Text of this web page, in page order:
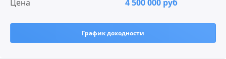
Цена
4 500 000 руб
График доходности